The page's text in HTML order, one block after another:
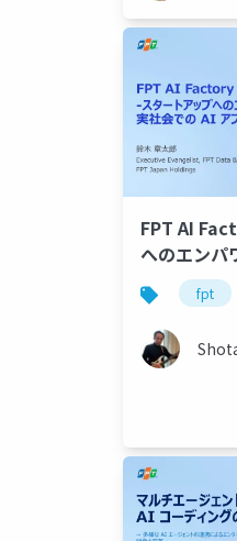
FPT AI Factory -スター
へのエンパ
会での AI
fpt